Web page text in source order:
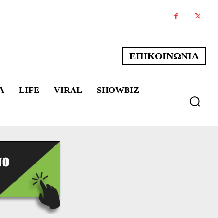
ΕΠΙΚΟΙΝΩΝΙΑ
LIFE VIRAL SHOWBIZ